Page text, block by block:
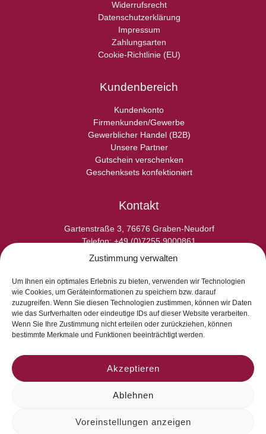
Zustimmung verwalten
Um Ihnen ein optimales Erlebnis zu bieten, verwenden wir Technologien
wie Cookies, um Geräteinformationen zu speichern bzw. darauf
zuzugreifen. Wenn Sie diesen Technologien zustimmen, können wir Daten
wie das Surfverhalten oder eindeutige IDs auf dieser Website verarbeiten.
Wenn Sie Ihre Zustimmung nicht erteilen oder zurückziehen, können
bestimmte Merkmale und Funktionen beeinträchtigt werden.
Akzeptieren
Ablehnen
Voreinstellungen anzeigen
Widerrufsrecht
Datenschutzerklärung
Impressum
Zahlungsarten
Cookie-Richtlinie (EU)
Kundenbereich
Kundenkonto
Firmenkunden/Gewerbe
Gewerblicher Handel (B2B)
Unsere Partner
Gutschein verschenken
Geschenksets konfektioniert
Kontakt
Gartenstraße 3, 76676 Graben-Neudorf
Telefon: +49 (0)7255 9000861
E-Fax: +49 (0)7255 9000865
Kontaktformular